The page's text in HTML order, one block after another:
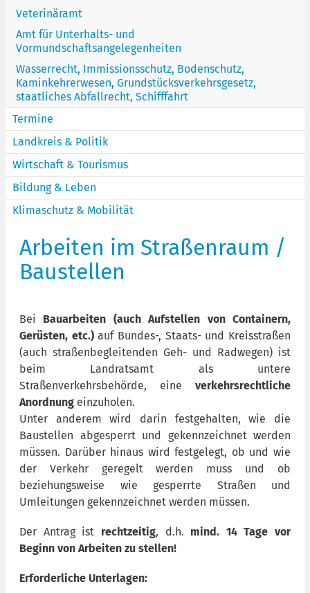
Veterinäramt
Amt für Unterhalts- und
Vormundschaftsangelegenheiten
Wasserrecht, Immissionsschutz, Bodenschutz,
Kaminkehrerwesen, Grundstücksverkehrsgesetz,
staatliches Abfallrecht, Schifffahrt
Termine
Landkreis & Politik
Wirtschaft & Tourismus
Bildung & Leben
Klimaschutz & Mobilität
Arbeiten im Straßenraum /
Baustellen
Bei Bauarbeiten (auch Aufstellen von Containern,
Gerüsten, etc.)auf Bundes-, Staats- und Kreisstraßen
(auch straßenbegleitenden Geh- und Radwegen) ist
beim Landratsamt als untere
Straßenverkehrsbehörde, eine verkehrsrechtliche
Anordnung einzuholen.
Unter anderem wird darin festgehalten, wie die
Baustellen abgesperrt und gekennzeichnet werden
müssen. Darüber hinaus wird festgelegt, ob und wie
der Verkehr geregelt werden muss und ob
beziehungsweise wie gesperrte Straßen und
Umleitungen gekennzeichnet werden müssen.
Der Antrag ist rechtzeitig, d.h. mind. 14 Tage vor
Beginn von Arbeiten zu stellen!
Erforderliche Unterlagen: